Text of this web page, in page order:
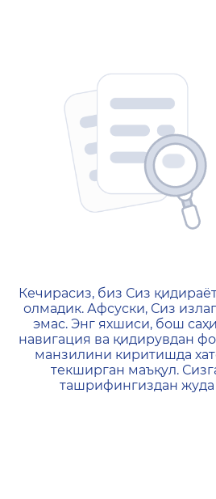
404 —
Кечирасиз, биз Сиз
олмадик. Афсуски, Сиз
эмас. Энг яхшиси, бош
навигация ва қидирувдан
манзилини киритишда
текширган маъқул.
ташрифингиздан жуда